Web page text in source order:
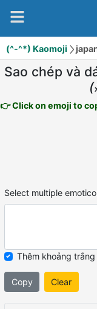
(^-^*) Kaomoji
Sao chép và
👉 Click on emoji to
Select multiple
Thêm khoảng
Copy Clear